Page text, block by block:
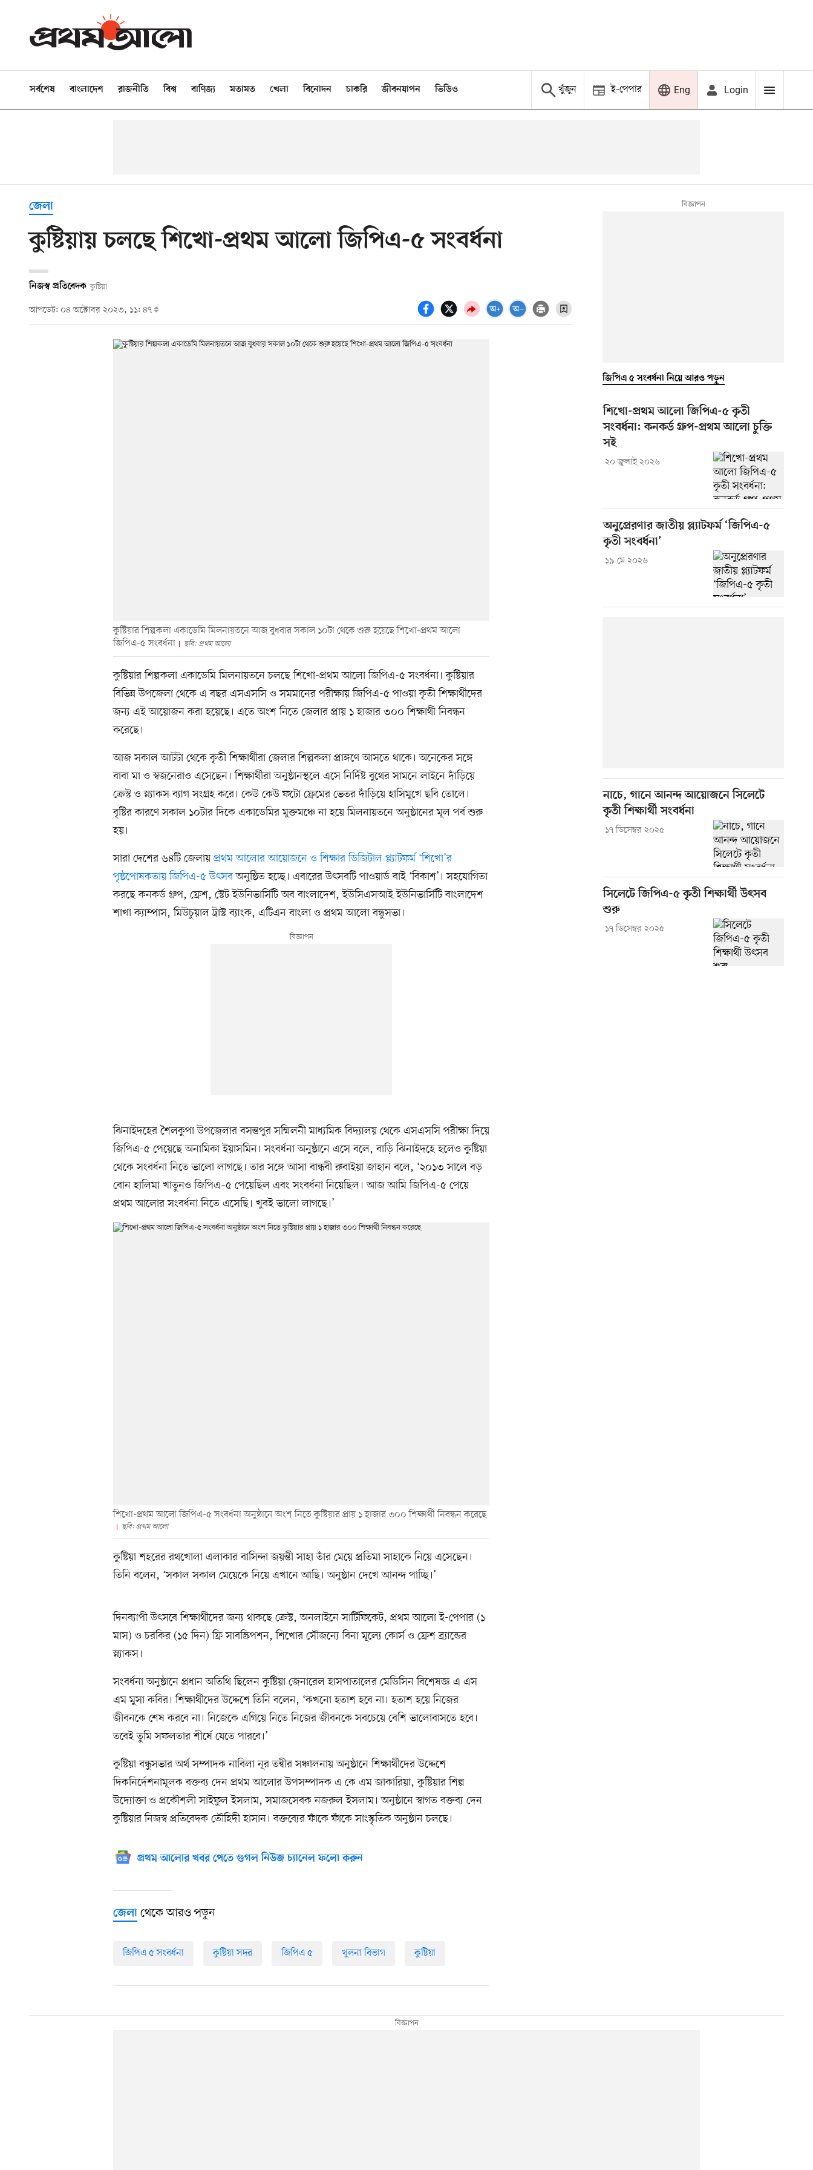
সর্বশেষ বাংলাদেশ রাজনীতি বিশ্ব বাণিজ্য মতামত খেলা বিনোদন চাকরি জীবনযাপন ভিডিও খুঁজুন ই-পেপার Eng Login
জেলা
কুষ্টিয়ায় চলছে শিখো-প্রথম আলো জিপিএ-৫ সংবর্ধনা
নিজস্ব প্রতিবেদক কুষ্টিয়া
আপডেট: ০৪ অক্টোবর ২০২৩, ১১: ৪৭
কুষ্টিয়ার শিল্পকলা একাডেমি মিলনায়তনে আজ বুধবার সকাল ১০টা থেকে শুরু হয়েছে শিখো-প্রথম আলো
জিপিএ-৫ সংবর্ধনা
ছবি: প্রথম আলো
কুষ্টিয়ার শিল্পকলা একাডেমি মিলনায়তনে চলছে শিখো-প্রথম আলো জিপিএ-৫ সংবর্ধনা। কুষ্টিয়ার
বিভিন্ন উপজেলা থেকে এ বছর এসএসসি ও সমমানের পরীক্ষায় জিপিএ-৫ পাওয়া কৃতী শিক্ষার্থীদের
জন্য এই আয়োজন করা হয়েছে। এতে অংশ নিতে জেলার প্রায় ১ হাজার ৩০০ শিক্ষার্থী নিবন্ধন
করেছে।
আজ সকাল আটটা থেকে কৃতী শিক্ষার্থীরা জেলার শিল্পকলা প্রাঙ্গণে আসতে থাকে। অনেকের সঙ্গে
বাবা মা ও স্বজনেরাও এসেছেন। শিক্ষার্থীরা অনুষ্ঠানস্থলে এসে নির্দিষ্ট বুথের সামনে লাইনে দাঁড়িয়ে
ক্রেস্ট ও স্ন্যাকস ব্যাগ সংগ্রহ করে। কেউ কেউ ফটো ফ্রেমের ভেতর দাঁড়িয়ে হাসিমুখে ছবি তোলে।
বৃষ্টির কারণে সকাল ১০টার দিকে একাডেমির মুক্তমঞ্চে না হয়ে মিলনায়তনে অনুষ্ঠানের মূল পর্ব শুরু
হয়।
সারা দেশের ৬৪টি জেলায়প্রথম আলোর আয়োজনে ও শিক্ষার ডিজিটাল প্ল্যাটফর্ম ‘শিখো’র
পৃষ্ঠপোষকতায় জিপিএ-৫ উৎসবঅনুষ্ঠিত হচ্ছে। এবারের উৎসবটি পাওয়ার্ড বাই ‘বিকাশ’। সহযোগিতা
করছে কনকর্ড গ্রুপ, ফ্রেশ, স্টেট ইউনিভার্সিটি অব বাংলাদেশ, ইউসিএসআই ইউনিভার্সিটি বাংলাদেশ
শাখা ক্যাম্পাস, মিউচুয়াল ট্রাস্ট ব্যাংক, এটিএন বাংলা ও প্রথম আলো বন্ধুসভা।
ঝিনাইদহের শৈলকুপা উপজেলার বসন্তপুর সম্মিলনী মাধ্যমিক বিদ্যালয় থেকে এসএসসি পরীক্ষা দিয়ে
জিপিএ-৫ পেয়েছে অনামিকা ইয়াসমিন। সংবর্ধনা অনুষ্ঠানে এসে বলে, বাড়ি ঝিনাইদহে হলেও কুষ্টিয়া
থেকে সংবর্ধনা নিতে ভালো লাগছে। তার সঙ্গে আসা বান্ধবী রুবাইয়া জাহান বলে, ‘২০১৩ সালে বড়
বোন হালিমা খাতুনও জিপিএ–৫ পেয়েছিল এবং সংবর্ধনা নিয়েছিল। আজ আমি জিপিএ-৫ পেয়ে
প্রথম আলোর সংবর্ধনা নিতে এসেছি। খুবই ভালো লাগছে।’
শিখো-প্রথম আলো জিপিএ-৫ সংবর্ধনা অনুষ্ঠানে অংশ নিতে কুষ্টিয়ার প্রায় ১ হাজার ৩০০ শিক্ষার্থী নিবন্ধন করেছে
ছবি: প্রথম আলো
কুষ্টিয়া শহরের রথখোলা এলাকার বাসিন্দা জয়ন্তী সাহা তাঁর মেয়ে প্রতিমা সাহাকে নিয়ে এসেছেন।
তিনি বলেন, ‘সকাল সকাল মেয়েকে নিয়ে এখানে আছি। অনুষ্ঠান দেখে আনন্দ পাচ্ছি।’
দিনব্যাপী উৎসবে শিক্ষার্থীদের জন্য থাকছে ক্রেস্ট, অনলাইনে সার্টিফিকেট, প্রথম আলো ই-পেপার (১
মাস) ও চরকির (১৫ দিন) ফ্রি সাবস্ক্রিপশন, শিখোর সৌজন্যে বিনা মূল্যে কোর্স ও ফ্রেশ ব্র্যান্ডের
স্ন্যাকস।
সংবর্ধনা অনুষ্ঠানে প্রধান অতিথি ছিলেন কুষ্টিয়া জেনারেল হাসপাতালের মেডিসিন বিশেষজ্ঞ এ এস
এম মুসা কবির। শিক্ষার্থীদের উদ্দেশে তিনি বলেন, ‘কখনো হতাশ হবে না। হতাশ হয়ে নিজের
জীবনকে শেষ করবে না। নিজেকে এগিয়ে নিতে নিজের জীবনকে সবচেয়ে বেশি ভালোবাসতে হবে।
তবেই তুমি সফলতার শীর্ষে যেতে পারবে।’
কুষ্টিয়া বন্ধুসভার অর্থ সম্পাদক নাবিলা নূর তন্বীর সঞ্চালনায় অনুষ্ঠানে শিক্ষার্থীদের উদ্দেশে
দিকনির্দেশনামূলক বক্তব্য দেন প্রথম আলোর উপসম্পাদক এ কে এম জাকারিয়া, কুষ্টিয়ার শিল্প
উদ্যোক্তা ও প্রকৌশলী সাইফুল ইসলাম, সমাজসেবক নজরুল ইসলাম। অনুষ্ঠানে স্বাগত বক্তব্য দেন
কুষ্টিয়ার নিজস্ব প্রতিবেদক তৌহিদী হাসান। বক্তব্যের ফাঁকে ফাঁকে সাংস্কৃতিক অনুষ্ঠান চলছে।
প্রথম আলোর খবর পেতে গুগল নিউজ চ্যানেল ফলো করুন
জেলা থেকে আরও পড়ুন
জিপিএ ৫ সংবর্ধনা কুষ্টিয়া সদর জিপিএ ৫ খুলনা বিভাগ কুষ্টিয়া
জিপিএ ৫ সংবর্ধনা নিয়ে আরও পড়ুন
শিখো-প্রথম আলো জিপিএ-৫ কৃতী
সংবর্ধনা: কনকর্ড গ্রুপ-প্রথম আলো চুক্তি
সই
২০ জুলাই ২০২৬
অনুপ্রেরণার জাতীয় প্ল্যাটফর্ম ‘জিপিএ-৫
কৃতী সংবর্ধনা’
১৯ মে ২০২৬
নাচে, গানে আনন্দ আয়োজনে সিলেটে
কৃতী শিক্ষার্থী সংবর্ধনা
১৭ ডিসেম্বর ২০২৫
সিলেটে জিপিএ-৫ কৃতী শিক্ষার্থী উৎসব
শুরু
১৭ ডিসেম্বর ২০২৫